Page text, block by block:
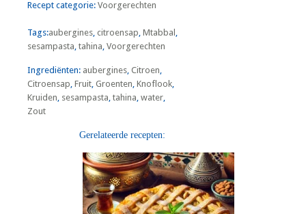
Recept categorie:Voorgerechten
Tags:aubergines ,citroensap ,Mtabbal
sesampasta ,tahina ,Voorgerechten
Ingrediënten: aubergines ,Citroen
Citroensap ,Fruit ,Groenten ,Knoflook
Kruiden sesampasta ,tahina ,water
Zout
Gerelateerde recepten: